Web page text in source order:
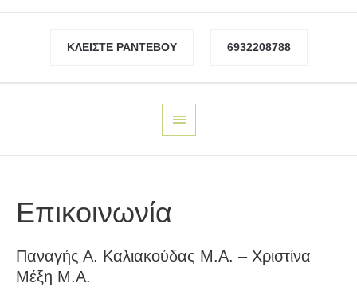
ΚΛΕΊΣΤΕ ΡΑΝΤΕΒΟΎ 6932208788
Επικοινωνία
Παναγής Α. Καλιακούδας Μ.Α. – Χριστίνα
Μέξη Μ.Α.